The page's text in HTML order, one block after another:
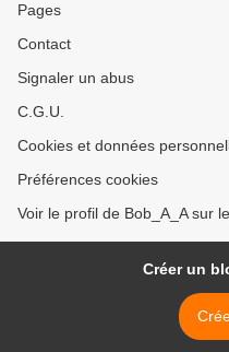
Pages
Contact
Signaler un abus
C.G.U.
Cookies et données
Préférences cookies
Voir le profil de Bob_A_A sur
Créer un